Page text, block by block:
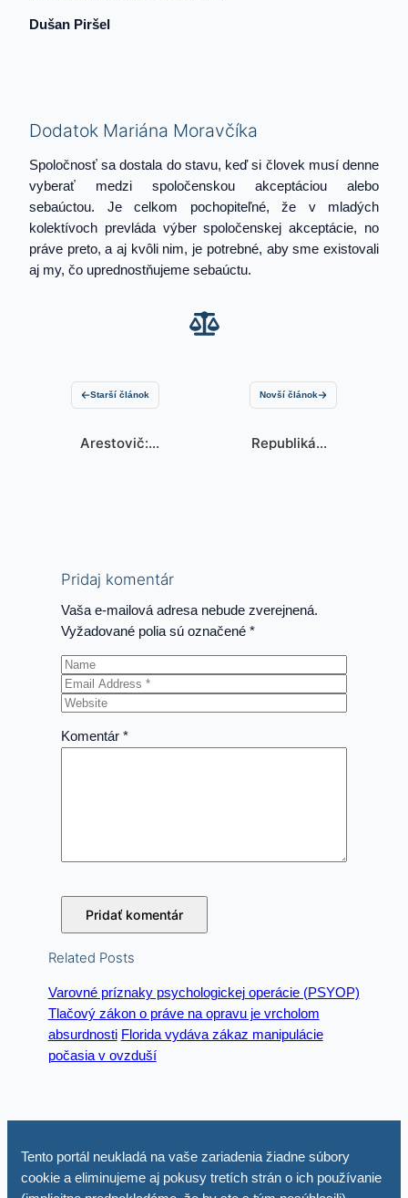
Dušan Piršel
Dodatok Mariána Moravčíka
Spoločnosť sa dostala do stavu, keď si človek musí denne
vyberať medzi spoločenskou akceptáciou alebo
sebaúctou. Je celkom pochopiteľné, že v mladých
kolektívoch prevláda výber spoločenskej akceptácie, no
práve preto, a aj kvôli nim, je potrebné, aby sme existovali
aj my, čo uprednostňujeme sebaúctu.
Starší článok
Arestovič:
Novší článok
Republikáni
Pridaj komentár
Vaša e-mailová adresa nebude zverejnená.
Vyžadované polia sú označené*
Komentár*
Related Posts
Varovné príznaky psychologickej operácie (PSYOP)
Tlačový zákon o práve na opravu je vrcholom
absurdnosti Florida vydáva zákaz manipulácie
počasia v ovzduší
Tento portál neukladá na vaše zariadenia žiadne súbory
cookie a eliminujeme aj pokusy tretích strán o ich používanie